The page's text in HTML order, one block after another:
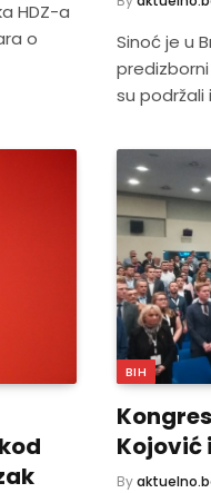
HDZ-a
o
Sinoć je u
su podržali
BIH
Kojović
By